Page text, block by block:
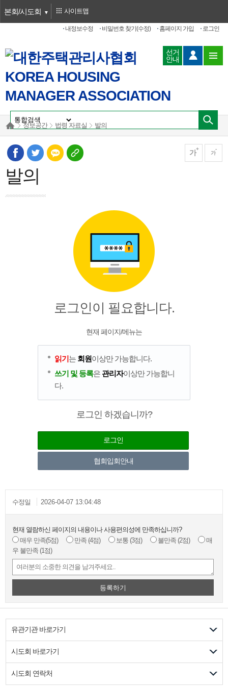
본회/시도회
로그인
홈페이지 가입
비밀번호 찾기(수정)
내정보수정
사이트맵
선거
안내
정보공간 법령 자료실 발의
가 가
발의
로그인이 필요합니다.
현재 페이지/메뉴는
읽기는 회원이상만 가능합니다.
쓰기 및 등록은 관리자이상만 가능합니
다.
로그인 하겠습니까?
로그인
협회입회안내
수정일 2026-04-07 13:04:48
현재 열람하신 페이지의 내용이나 사용편의성에 만족하십니까?
매우 만족(5점) 만족 (4점) 보통 (3점) 불만족 (2점)
매
우 불만족 (1점)
등록하기
유관기관 바로가기
시도회 바로가기
시도회 연락처